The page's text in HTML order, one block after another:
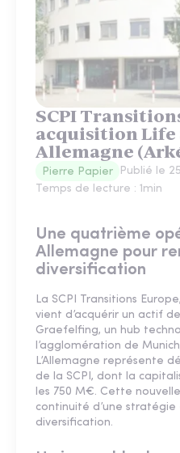
SCPI
acquisition Life
Allemagne
Pierre Papier Publié le
Temps de lecture : 1min
Une quatrième
Allemagne pour
diversification
La SCPI Transitions
vient d’acquérir un actif
Graefelfing, un hub
l’agglomération de
L’Allemagne représente
de la SCPI, dont la
les 750 M€. Cette
continuité d’une
diversification.